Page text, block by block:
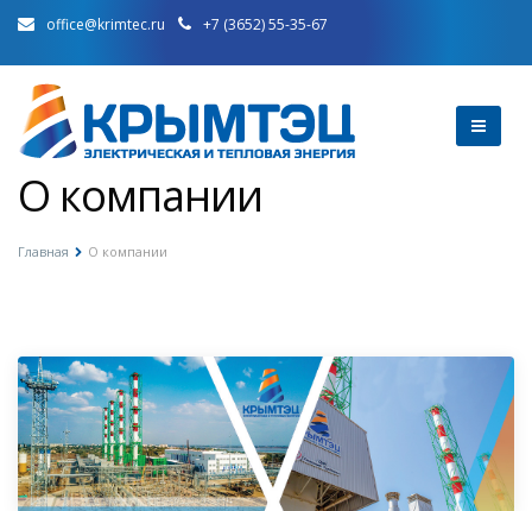
office@krimtec.ru +7 (3652) 55-35-67
О компании
Главная О компании